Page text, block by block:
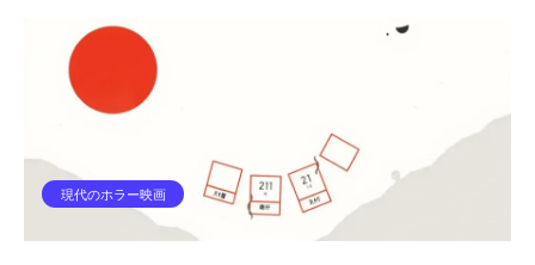
現代のホラー映画